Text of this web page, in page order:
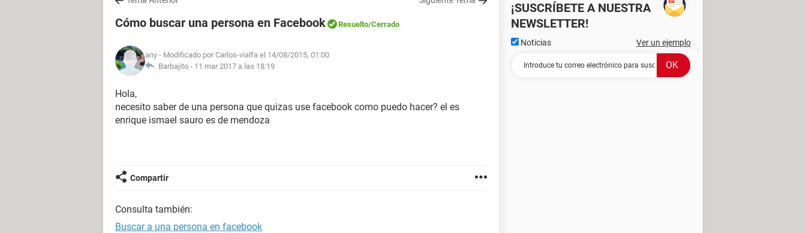
Cómo buscar una persona en Facebook Resuelto/Cerrado
any - Modificado por Carlos-vialfa el 14/08/2015, 01:00
Barbajito - 11 mar 2017 a las 18:19
Hola,
necesito saber de una persona que quizas use facebook como puedo hacer? el es
enrique ismael sauro es de mendoza
Compartir
Consulta también:
Buscar a una persona en facebook
¡SUSCRÍBETE A NUESTRA
NEWSLETTER!
Noticias Ver un ejemplo